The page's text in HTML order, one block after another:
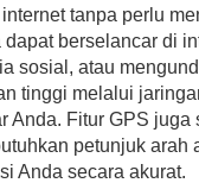
tanpa perlu
dapat berselancar di
sosial, atau
tinggi melalui
Anda. Fitur GPS juga
petunjuk arah
Anda secara akurat.